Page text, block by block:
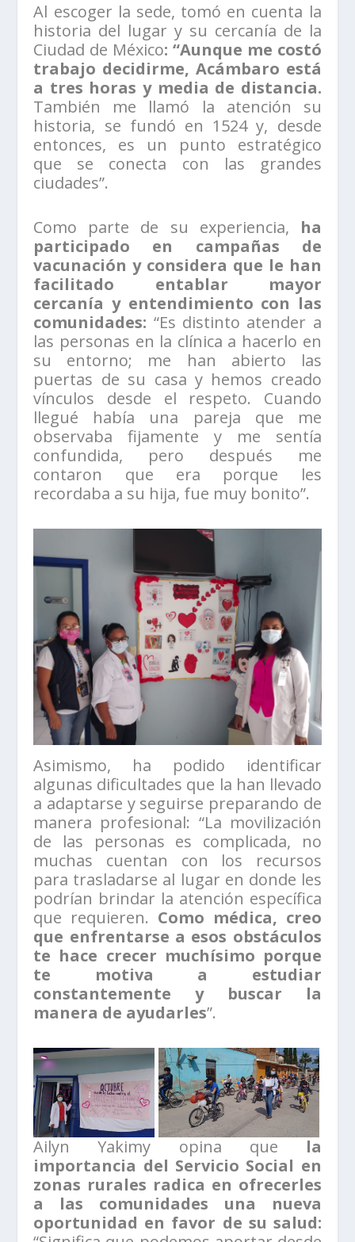
Al escoger la sede, tomó en cuenta la
historia del lugar y su cercanía de la
Ciudad de México: “Aunque me costó
trabajo decidirme, Acámbaro está
a tres horas y media de distancia.
También me llamó la atención su
historia, se fundó en 1524 y, desde
entonces, es un punto estratégico
que se conecta con las grandes
ciudades”.
Como parte de su experiencia, ha
participado en campañas de
vacunación y considera que le han
facilitado entablar mayor
cercanía y entendimiento con las
comunidades: “Es distinto atender a
las personas en la clínica a hacerlo en
su entorno; me han abierto las
puertas de su casa y hemos creado
vínculos desde el respeto. Cuando
llegué había una pareja que me
observaba fijamente y me sentía
confundida, pero después me
contaron que era porque les
recordaba a su hija, fue muy bonito”.
Asimismo, ha podido identificar
algunas dificultades que la han llevado
a adaptarse y seguirse preparando de
manera profesional: “La movilización
de las personas es complicada, no
muchas cuentan con los recursos
para trasladarse al lugar en donde les
podrían brindar la atención específica
que requieren. Como médica, creo
que enfrentarse a esos obstáculos
te hace crecer muchísimo porque
te motiva a estudiar
constantemente y buscar la
manera de ayudarles”.
Ailyn Yakimy opina que la
importancia del Servicio Social en
zonas rurales radica en ofrecerles
a las comunidades una nueva
oportunidad en favor de su salud: